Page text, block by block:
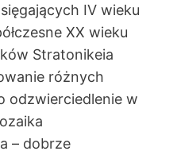
IV wieku
XX wieku
Stratonikeia
różnych
odzwierciedlenie w
– dobrze